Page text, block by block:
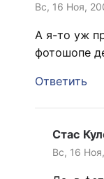
Вс, 16 Ноя,
А я-то уж
фотошопе
Ответить
Стас
Вс, 16